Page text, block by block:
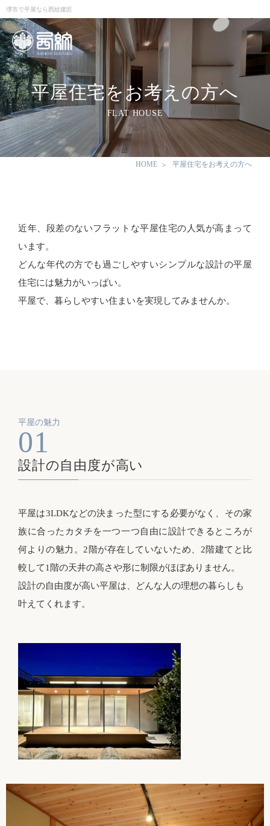
堺市で平屋なら西紋建匠
平屋住宅をお考えの方へ
FLAT HOUSE
HOME 平屋住宅をお考えの方へ
近年、段差のないフラットな平屋住宅の人気が高まって
います。
どんな年代の方でも過ごしやすいシンプルな設計の平屋
住宅には魅力がいっぱい。
平屋で、暮らしやすい住まいを実現してみませんか。
平屋の魅力
01
設計の自由度が高い
平屋は3LDKなどの決まった型にする必要がなく、その家
族に合ったカタチを一つ一つ自由に設計できるところが
何よりの魅力。2階が存在していないため、2階建てと比
較して1階の天井の高さや形に制限がほぼありません。
設計の自由度が高い平屋は、どんな人の理想の暮らしも
叶えてくれます。